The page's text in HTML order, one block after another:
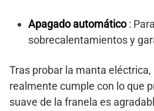
Apagado automático:
sobrecalentamientos y
Tras probar la manta eléctrica,
realmente cumple con lo que
suave de la franela es